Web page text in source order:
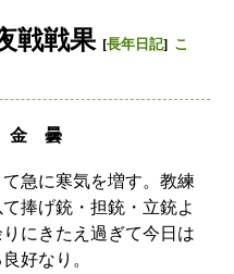
戦戦果 [長年日記] こ
金 曇
急に寒気を増す。教練
捧げ銃・担銃・立銃よ
にきたえ過ぎて今日は
好なり。